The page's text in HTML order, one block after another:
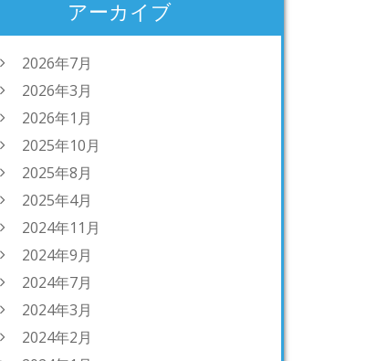
アーカイブ
2026年7月
2026年3月
2026年1月
2025年10月
2025年8月
2025年4月
2024年11月
2024年9月
2024年7月
2024年3月
2024年2月